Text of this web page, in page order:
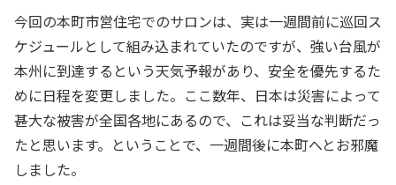
今回の本町市営住宅でのサロンは、実は一週間前に巡回ス
ケジュールとして組み込まれていたのですが、強い台風が
本州に到達するという天気予報があり、安全を優先するた
めに日程を変更しました。ここ数年、日本は災害によって
甚大な被害が全国各地にあるので、これは妥当な判断だっ
たと思います。ということで、一週間後に本町へとお邪魔
しました。